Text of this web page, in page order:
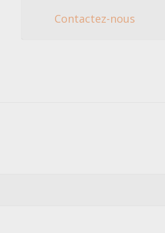
Contactez-nous